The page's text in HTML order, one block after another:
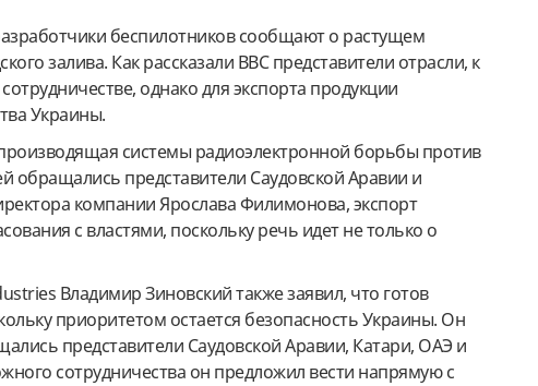
беспилотников сообщают о растущем
залива. Как рассказали BBC представители отрасли, к
однако для экспорта продукции
Украины.
системы радиоэлектронной борьбы против
обращались представители Саудовской Аравии и
компании Ярослава Филимонова, экспорт
с властями, поскольку речь идет не только о
Владимир Зиновский также заявил, что готов
приоритетом остается безопасность Украины. Он
представители Саудовской Аравии, Катари, ОАЭ и
сотрудничества он предложил вести напрямую с